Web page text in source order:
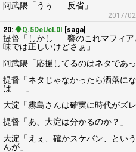
阿武隈「うぅ......反省」
2017/
20: ◆Q.5DeUcL0I [saga]
提督「しかし......響のこれマフィ
味では正しいけどさぁ」
阿武隈「応援してるのはネタであ
提督「ネタじゃなかったら洒落に
は......」
大淀「霧島さんは確実に時代がズレ
提督「あ、大淀は分かるのか？」
大淀「えぇ、確かスケバン、とい
んが」